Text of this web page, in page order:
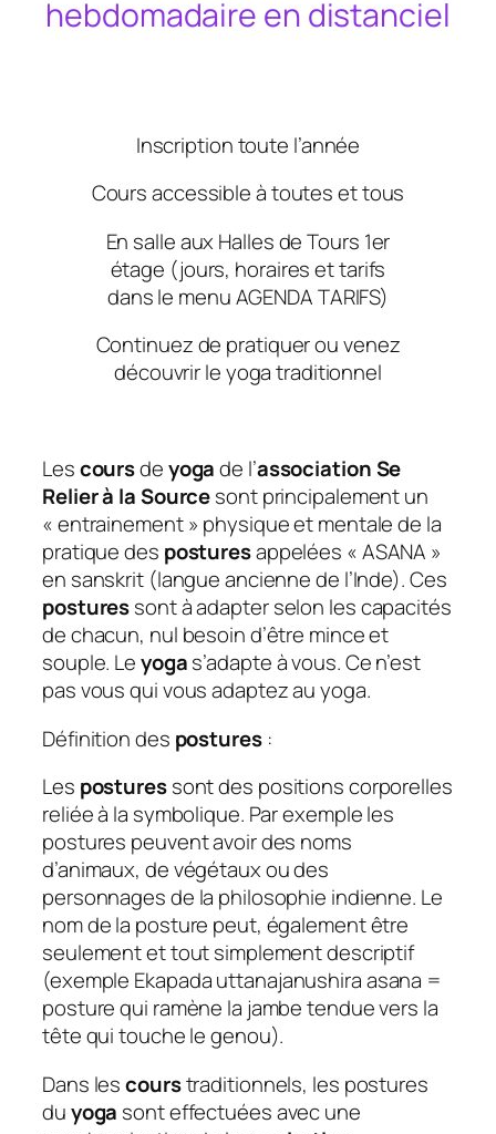
hebdomadaire en distanciel
Inscription toute l’année
Cours accessible à toutes et tous
En salle aux Halles de Tours 1er
étage (jours, horaires et tarifs
dans le menu AGENDA TARIFS)
Continuez de pratiquer ou venez
découvrir le yoga traditionnel
Lescoursdeyogade l’association Se
Relier à la Sourcesont principalement un
« entrainement » physique et mentale de la
pratique des posturesappelées « ASANA »
en sanskrit (langue ancienne de l’Inde). Ces
posturessont à adapter selon les capacités
de chacun, nul besoin d’être mince et
souple. Leyogas’adapte à vous. Ce n’est
pas vous qui vous adaptez au yoga.
Définition des postures:
Les posturessont des positions corporelles
reliée à la symbolique. Par exemple les
postures peuvent avoir des noms
d’animaux, de végétaux ou des
personnages de la philosophie indienne. Le
nom de la posture peut, également être
seulement et tout simplement descriptif
(exemple Ekapadauttanajanushira asana =
posture qui ramène la jambe tendue vers la
tête qui touche le genou).
Dans lescourstraditionnels, les postures
duyoga sont effectuées avec une